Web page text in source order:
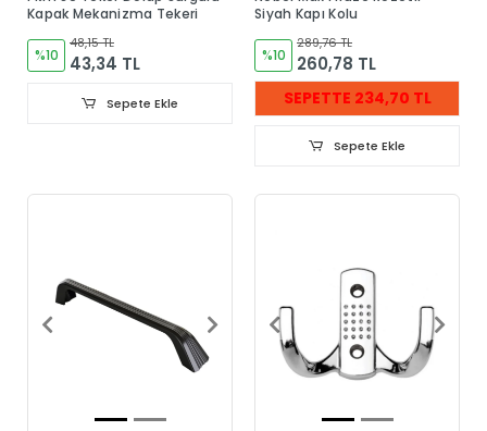
Kapak Mekanizma Tekeri
%10
48,15 TL
43,34 TL
Sepete Ekle
Siyah Kapı Kolu
%10
289,76 TL
260,78 TL
SEPETTE 234,70 TL
Sepete Ekle